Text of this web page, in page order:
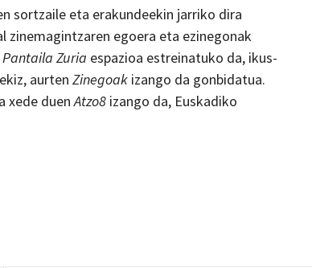
sortzaile eta erakundeekin jarriko dira
zinemagintzaren egoera eta ezinegonak
Pantaila Zuria espazioa estreinatuko da, ikus-
aurten Zinegoak izango da gonbidatua.
xede duenAtzo8 izango da, Euskadiko